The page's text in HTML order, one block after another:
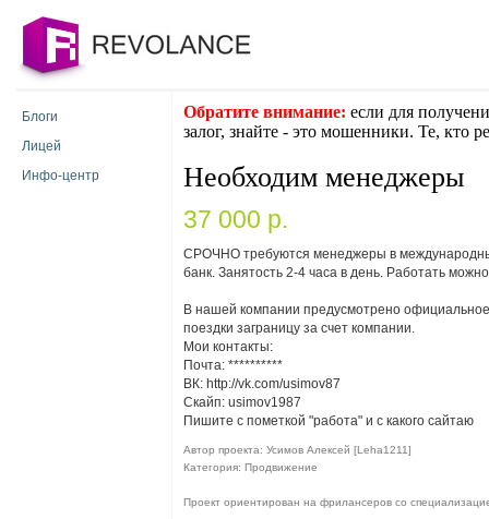
Блоги
Лицей
Инфо-центр
Обратите внимание: если для
залог, знайте - это мошенники. Те, кто
Необходим менеджеры
37 000 p.
СРОЧНО требуются менеджеры в
банк. Занятость 2-4 часа в день. Работать
В нашей компании предусмотрено
поездки заграницу за счет компании.
Мои контакты:
Почта: **********
ВК: http://vk.com/usimov87
Скайп: usimov1987
Пишите с пометкой "работа" и с какого сайтаю
Автор проекта: Усимов Алексей [Leha1211]
Категория: Продвижение
Проект ориентирован на фрилансеров со